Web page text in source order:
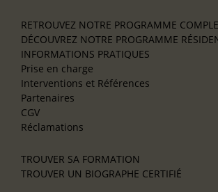
RETROUVEZ NOTRE PROGRAMME
DÉCOUVREZ NOTRE PROGRAMME
INFORMATIONS PRATIQUES
Prise en charge
Interventions et Références
Partenaires
CGV
Réclamations
TROUVER SA FORMATION
TROUVER UN BIOGRAPHE CERTIFIÉ